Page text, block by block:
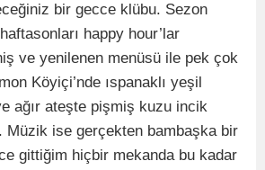
bir gecce klübu. Sezon
happy hour’lar
ve yenilenen menüsü ile pek çok
Köyiçi’nde ıspanaklı yeşil
ağır ateşte pişmiş kuzu incik
Müzik ise gerçekten bambaşka bir
gittiğim hiçbir mekanda bu kadar